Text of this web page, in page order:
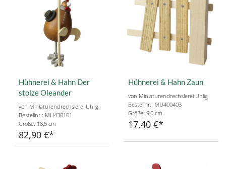
Hühnerei & Hahn Der
stolze Oleander
von Miniaturendrechslerei Uhlig
Bestellnr.: MU430101
Größe: 18,5 cm
82,90 €
Hühnerei & Hahn Zaun
von Miniaturendrechslerei Uhlig
Bestellnr.: MU400403
Größe: 9,0 cm
17,40 €